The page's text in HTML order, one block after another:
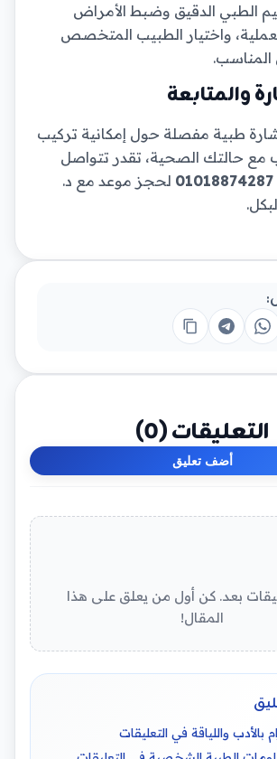
الطبي الدقيق وضبط الأمراض
واختيار الطبيب المتخصص
المناسب.
والمتابعة
طبية مفصلة حول إمكانية تركيب
مع حالتك الصحية، تقدر تتواصل
01018874287 لحجز موعد مع د.
التعليقات (0
)
أضف تعليق
بعد. كن أول من يعلق على هذا
المقال!
بالأدب واللياقة في التعليقات